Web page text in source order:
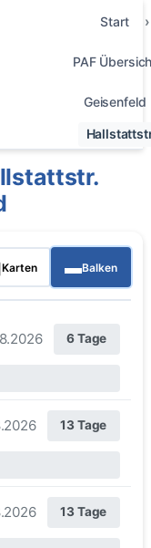
Start
PAF
Geisenfeld
Karten ▬Balken
6 Tage
13 Tage
13 Tage